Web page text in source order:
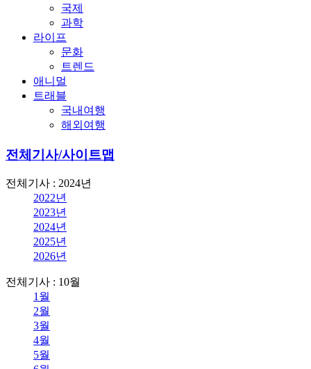
국제
과학
라이프
문화
트렌드
애니멀
트래블
국내여행
해외여행
전체기사/사이트맵
전체기사 : 2024년
2022년
2023년
2024년
2025년
2026년
전체기사 : 10월
1월
2월
3월
4월
5월